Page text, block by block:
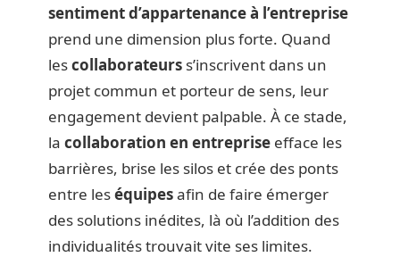
sentiment d’appartenance à l’entreprise
prend une dimension plus forte. Quand
lescollaborateurs s’inscrivent dans un
projet commun et porteur de sens, leur
engagement devient palpable. À ce stade,
la collaboration en entreprise efface les
barrières, brise les silos et crée des ponts
entre leséquipesafin de faire émerger
des solutions inédites, là où l’addition des
individualités trouvait vite ses limites.